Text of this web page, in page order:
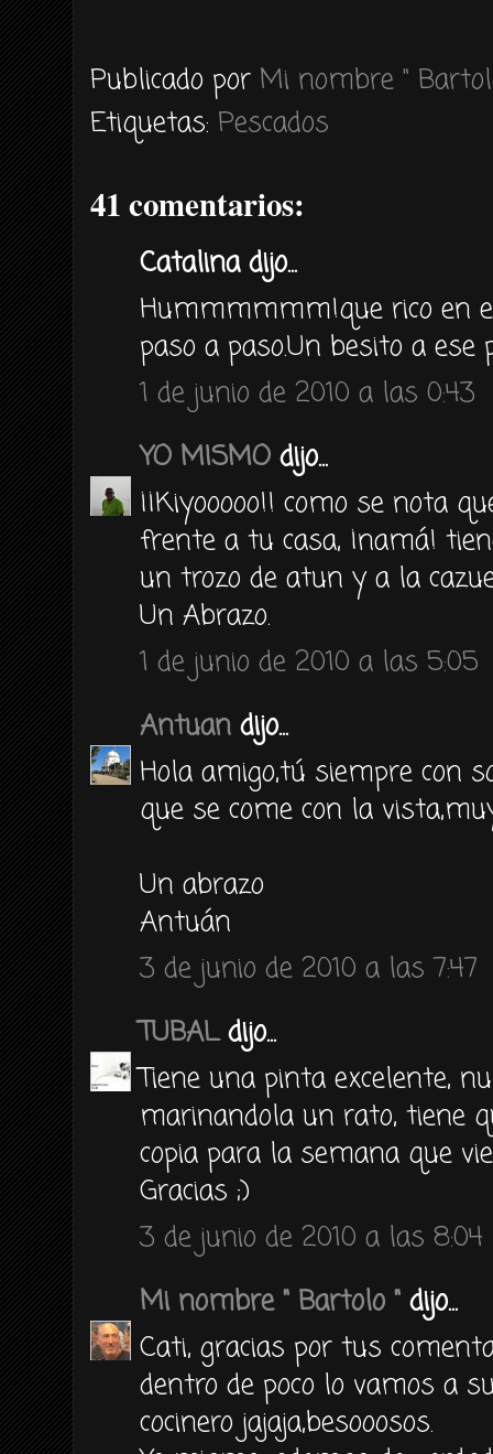
Publicado por Mi nombre "
Etiquetas: Pescados
41 comentarios:
Catalina dijo...
Hummmmmm!que rico en
paso a paso.Un besito a ese
1 de junio de 2010 a las 0:43
YO MISMO dijo...
¡¡Kiyooooo!! como se nota
frente a tu casa, ¡namá!
un trozo de atun y a la
Un Abrazo.
1 de junio de 2010 a las 5:05
Antuan dijo...
Hola amigo,tú siempre con
que se come con la
Un abrazo
Antuán
3 de junio de 2010 a las 7:47
TUBALdijo...
Tiene una pinta excelente,
marinandola un rato, tiene
copia para la semana que
Gracias ;)
3 de junio de 2010 a las 8:04
Mi nombre " Bartolo " dijo...
Cati, gracias por tus
dentro de poco lo vamos a
cocinero jajaja,besooosos.